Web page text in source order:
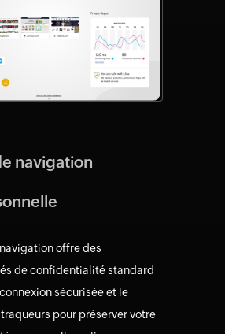
navigation
offre des
de confidentialité standard
sécurisée et le
pour préserver votre